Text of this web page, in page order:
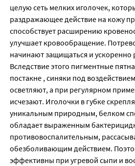
целую сеть мелких иголочек,
раздражающее действие на кожу
способствует расширению
улучшает кровообращение.
начинают защищаться и ускоренно
Вследствие этого пигментные
постакне , синяки под
осветляют, а при регулярном
исчезают. Иголочки в губке
уникальным природным, белком
обладает выраженным
противовоспалительным,
обезболивающим действием.
эффективны при угревой сыпи и